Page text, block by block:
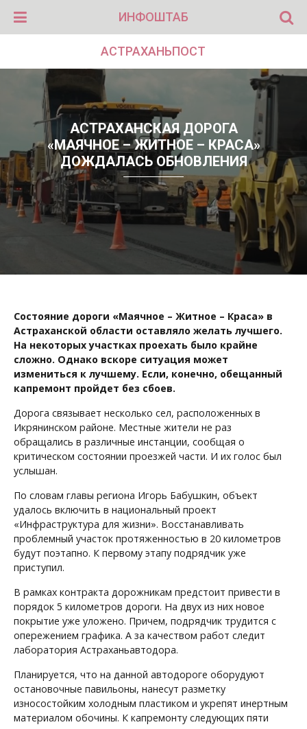
ИНФОШТАБ
АСТРАХАНЬПОСТ
АСТРАХАНСКАЯ ДОРОГА
«МАЯЧНОЕ – ЖИТНОЕ – КРАСА»
ДОЖДАЛАСЬ ОБНОВЛЕНИЯ
Состояние дороги «Маячное – Житное – Краса» в
Астраханской области оставляло желать лучшего.
На некоторых участках проехать было крайне
сложно. Однако вскоре ситуация может
измениться к лучшему. Если, конечно, обещанный
капремонт пройдет без сбоев.
Дорога связывает несколько сел, расположенных в
Икрянинском районе. Местные жители не раз
обращались в различные инстанции, сообщая о
критическом состоянии проезжей части. И их голос был
услышан.
По словам главы региона Игорь Бабушкин, объект
удалось включить в национальный проект
«Инфраструктура для жизни». Восстанавливать
проблемный участок протяженностью в 20 километров
будут поэтапно. К первому этапу подрядчик уже
приступил.
В рамках контракта дорожникам предстоит привести в
порядок 5 километров дороги. На двух из них новое
покрытие уже уложено. Причем, подрядчик трудится с
опережением графика. А за качеством работ следит
лаборатория Астраханьавтодора.
Планируется, что на данной автодороге оборудуют
остановочные павильоны, нанесут разметку
износостойким холодным пластиком и укрепят инертным
материалом обочины. К капремонту следующих пяти